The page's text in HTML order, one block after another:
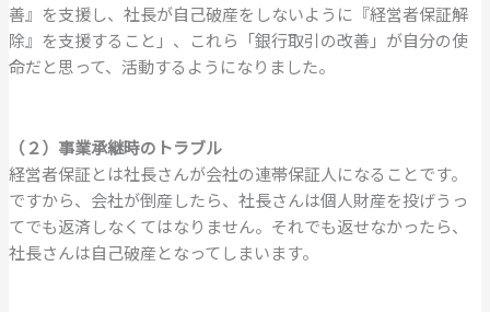
善』を支援し、社長が自己破産をしないように『経営者保証解
除』を支援すること」、これら「銀行取引の改善」が自分の使
命だと思って、活動するようになりました。
（２）事業承継時のトラブル
経営者保証とは社長さんが会社の連帯保証人になることです。
ですから、会社が倒産したら、社長さんは個人財産を投げうっ
てでも返済しなくてはなりません。それでも返せなかったら、
社長さんは自己破産となってしまいます。